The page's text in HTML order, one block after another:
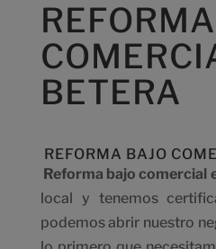
BETERA
REFORMA BAJO
Reforma bajo comercial
local y tenemos
podemos abrir nuestro